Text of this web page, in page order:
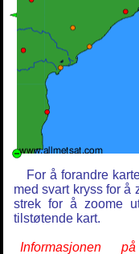
For å forandre
med svart kryss for å
strek for å zoome
tilstøtende kart.
Informasjonen